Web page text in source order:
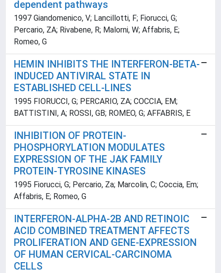
dependent pathways
1997 Giandomenico, V; Lancillotti, F; Fiorucci, G;
Percario, ZA; Rivabene, R; Malorni, W; Affabris, E;
Romeo, G
HEMIN INHIBITS THE INTERFERON-BETA-
INDUCED ANTIVIRAL STATE IN
ESTABLISHED CELL-LINES
1995 FIORUCCI, G; PERCARIO, ZA; COCCIA, EM;
BATTISTINI, A; ROSSI, GB; ROMEO, G; AFFABRIS, E
INHIBITION OF PROTEIN-
PHOSPHORYLATION MODULATES
EXPRESSION OF THE JAK FAMILY
PROTEIN-TYROSINE KINASES
1995 Fiorucci, G; Percario, Za; Marcolin, C; Coccia, Em;
Affabris, E; Romeo, G
INTERFERON-ALPHA-2B AND RETINOIC
ACID COMBINED TREATMENT AFFECTS
PROLIFERATION AND GENE-EXPRESSION
OF HUMAN CERVICAL-CARCINOMA
CELLS